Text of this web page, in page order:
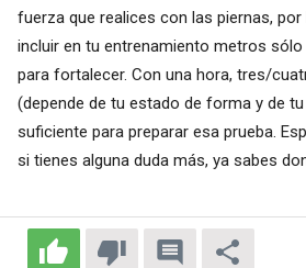
fuerza que realices con las piernas,
incluir en tu entrenamiento metros
para fortalecer. Con una hora, tres/
(depende de tu estado de forma y de
suficiente para preparar esa prueba.
si tienes alguna duda más, ya sabes